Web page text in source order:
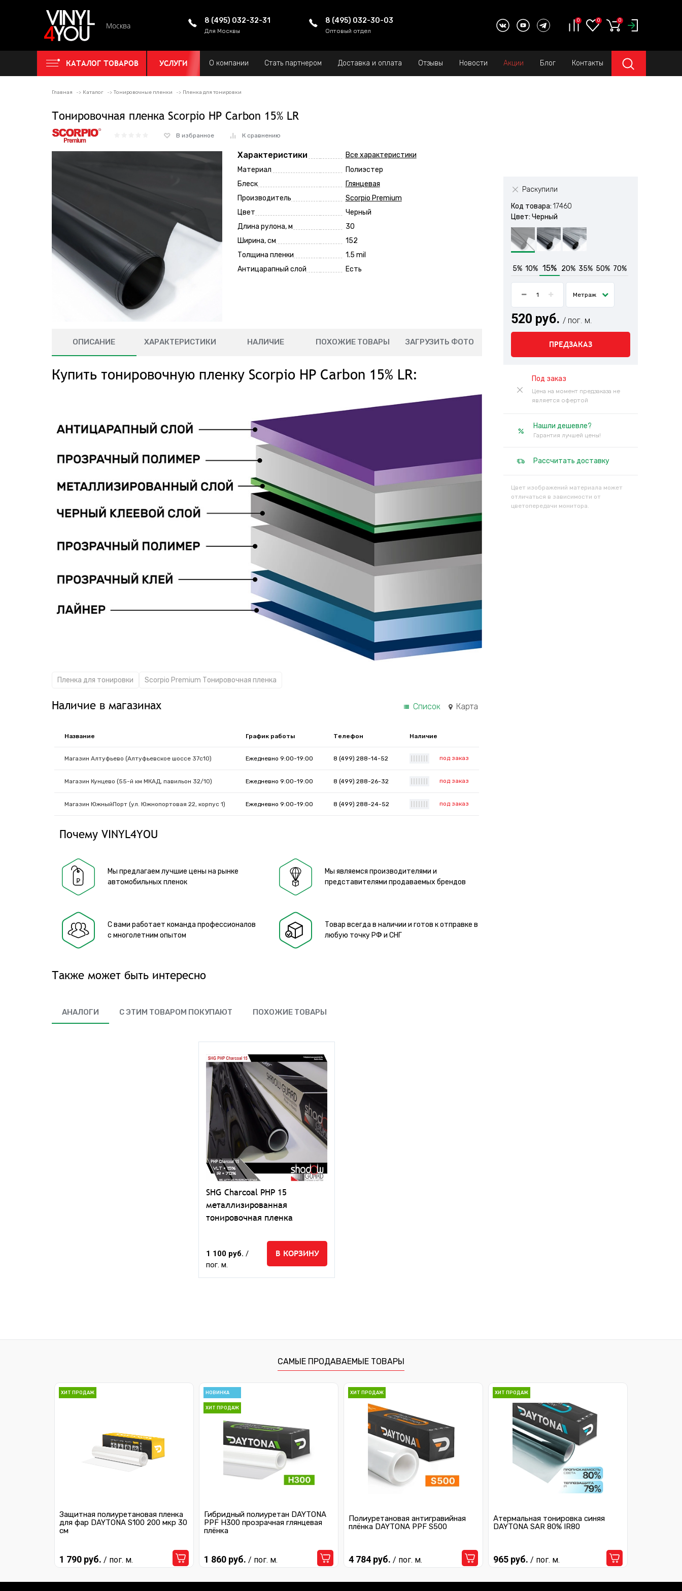
Москва
8 (495) 032-32-31
Для Москвы
8 (495) 032-30-03
Оптовый отдел
0 0 0
КАТАЛОГ ТОВАРОВ УСЛУГИ О компании Стать партнером Доставка и оплата Отзывы Новости Акции Блог Контакты
Главная Каталог Тонировочные пленки Пленка для тонировки
Тонировочная пленка Scorpio HP Carbon 15% LR
В избранное К сравнению
Характеристики
Все характеристики
Материал
Полиэстер
Блеск
Глянцевая
Производитель
Scorpio Premium
Цвет
Черный
Длина рулона, м
30
Ширина, см
152
Толщина пленки
1.5 mil
Антицарапный слой
Есть
Раскупили
Код товара: 17460
Цвет: Черный
5% 10% 15% 20% 35% 50% 70%
Метраж
520 руб. / пог. м.
ПРЕДЗАКАЗ
Под заказ
Цена на момент предзаказа не
является офертой
Нашли дешевле?
Гарантия лучшей цены!
Рассчитать доставку
Цвет изображений материала может
отличаться в зависимости от
цветопередачи монитора.
ОПИСАНИЕ ХАРАКТЕРИСТИКИ НАЛИЧИЕ ПОХОЖИЕ ТОВАРЫ ЗАГРУЗИТЬ ФОТО
Купить тонировочную пленку Scorpio HP Carbon 15% LR:
Пленка для тонировки Scorpio Premium Тонировочная пленка
Наличие в магазинах Список Карта
Название График работы Телефон Наличие
Магазин Алтуфьево (Алтуфьевское шоссе 37с10) Ежедневно 9:00-19:00 8 (499) 288-14-52 под заказ
Магазин Кунцево (55-й км МКАД, павильон 32/10) Ежедневно 9:00-19:00 8 (499) 288-26-32 под заказ
Магазин ЮжныйПорт (ул. Южнопортовая 22, корпус 1) Ежедневно 9:00-19:00 8 (499) 288-24-52 под заказ
Почему VINYL4YOU
Мы предлагаем лучшие цены на рынке
автомобильных пленок
Мы являемся производителями и
представителями продаваемых брендов
С вами работает команда профессионалов
с многолетним опытом
Товар всегда в наличии и готов к отправке в
любую точку РФ и СНГ
Также может быть интересно
АНАЛОГИ С ЭТИМ ТОВАРОМ ПОКУПАЮТ ПОХОЖИЕ ТОВАРЫ
SHG Charcoal PHP 15
металлизированная
тонировочная пленка
1 100 руб./
пог. м.
В КОРЗИНУ
САМЫЕ ПРОДАВАЕМЫЕ ТОВАРЫ
ХИТ ПРОДАЖ
Защитная полиуретановая пленка
для фар DAYTONA S100 200 мкр 30
см
1 790 руб. / пог. м.
НОВИНКА
ХИТ ПРОДАЖ
Гибридный полиуретан DAYTONA
PPF H300 прозрачная глянцевая
плёнка
1 860 руб. / пог. м.
ХИТ ПРОДАЖ
Полиуретановая антигравийная
плёнка DAYTONA PPF S500
4 784 руб. / пог. м.
ХИТ ПРОДАЖ
Атермальная тонировка синяя
DAYTONA SAR 80% IR80
965 руб. / пог. м.